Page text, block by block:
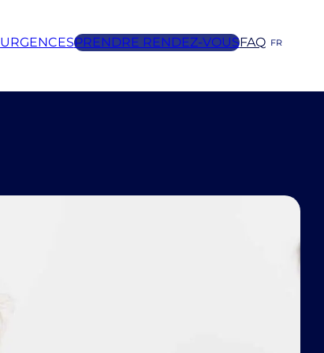
URGENCESPRENDRE RENDEZ-VOUSFAQ FR